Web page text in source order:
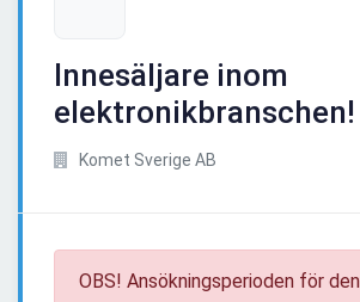
Innesäljare inom
elektronikbranschen!
Komet Sverige AB
OBS! Ansökningsperioden för